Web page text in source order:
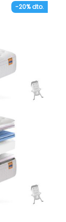
para
65 kg en
con
Un
de
-20% dto.